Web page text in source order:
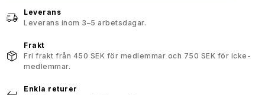
Leverans
Leverans inom 3–5 arbetsdagar.
Frakt
Fri frakt från 450 SEK för medlemmar och 750 SEK för icke-
medlemmar.
Enkla returer